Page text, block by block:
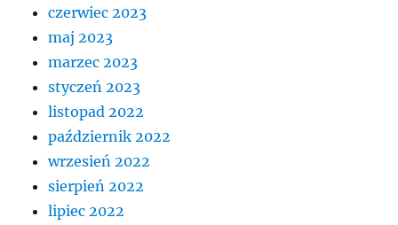
czerwiec 2023
maj 2023
marzec 2023
styczeń 2023
listopad 2022
październik 2022
wrzesień 2022
sierpień 2022
lipiec 2022